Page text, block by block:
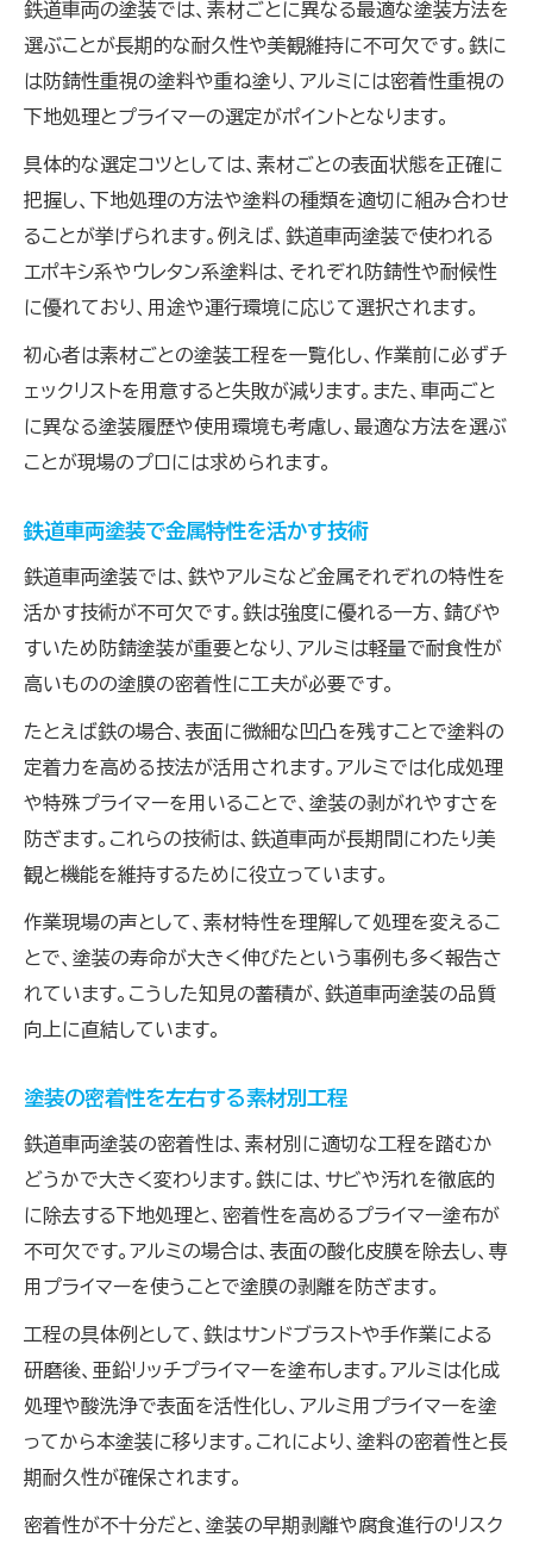
鉄道車両の塗装では、素材ごとに異なる最適な塗装方法を
選ぶことが長期的な耐久性や美観維持に不可欠です。鉄に
は防錆性重視の塗料や重ね塗り、アルミには密着性重視の
下地処理とプライマーの選定がポイントとなります。
具体的な選定コツとしては、素材ごとの表面状態を正確に
把握し、下地処理の方法や塗料の種類を適切に組み合わせ
ることが挙げられます。例えば、鉄道車両塗装で使われる
エポキシ系やウレタン系塗料は、それぞれ防錆性や耐候性
に優れており、用途や運行環境に応じて選択されます。
初心者は素材ごとの塗装工程を一覧化し、作業前に必ずチ
ェックリストを用意すると失敗が減ります。また、車両ごと
に異なる塗装履歴や使用環境も考慮し、最適な方法を選ぶ
ことが現場のプロには求められます。
鉄道車両塗装で金属特性を活かす技術
鉄道車両塗装では、鉄やアルミなど金属それぞれの特性を
活かす技術が不可欠です。鉄は強度に優れる一方、錆びや
すいため防錆塗装が重要となり、アルミは軽量で耐食性が
高いものの塗膜の密着性に工夫が必要です。
たとえば鉄の場合、表面に微細な凹凸を残すことで塗料の
定着力を高める技法が活用されます。アルミでは化成処理
や特殊プライマーを用いることで、塗装の剥がれやすさを
防ぎます。これらの技術は、鉄道車両が長期間にわたり美
観と機能を維持するために役立っています。
作業現場の声として、素材特性を理解して処理を変えるこ
とで、塗装の寿命が大きく伸びたという事例も多く報告さ
れています。こうした知見の蓄積が、鉄道車両塗装の品質
向上に直結しています。
塗装の密着性を左右する素材別工程
鉄道車両塗装の密着性は、素材別に適切な工程を踏むか
どうかで大きく変わります。鉄には、サビや汚れを徹底的
に除去する下地処理と、密着性を高めるプライマー塗布が
不可欠です。アルミの場合は、表面の酸化皮膜を除去し、専
用プライマーを使うことで塗膜の剥離を防ぎます。
工程の具体例として、鉄はサンドブラストや手作業による
研磨後、亜鉛リッチプライマーを塗布します。アルミは化成
処理や酸洗浄で表面を活性化し、アルミ用プライマーを塗
ってから本塗装に移ります。これにより、塗料の密着性と長
期耐久性が確保されます。
密着性が不十分だと、塗装の早期剥離や腐食進行のリスク